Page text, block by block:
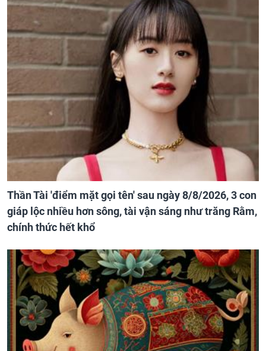
Thần Tài 'điểm mặt gọi tên' sau ngày 8/8/2026, 3 con
giáp lộc nhiều hơn sông, tài vận sáng như trăng Rằm,
chính thức hết khổ